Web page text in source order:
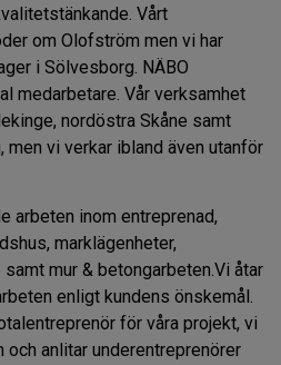
Vårt
om Olofström men vi har
i Sölvesborg. NÄBO
medarbetare. Vår verksamhet
nordöstra Skåne samt
men vi verkar ibland även utanför
arbeten inom entreprenad,
marklägenheter,
mur & betongarbeten.Vi åtar
enligt kundens önskemål.
för våra projekt, vi
anlitar underentreprenörer